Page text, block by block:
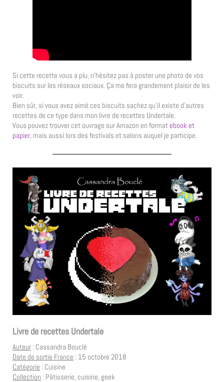
Si cette recette vous a plu, n’hésitez pas à poster une photo de vos
biscuits sur les réseaux sociaux. Ça me fera grandement plaisir de les
voir.
Bien sûr, si vous avez aimé ces biscuits sachez qu’il existe d’autres
recettes de ce type dans mon livre de recettes Undertale.
Vous pouvez trouver cet ouvrage sur Amazon en format ebook et
papier, mais aussi lors des festivals et salons auquel je participe.
Livre de recettes Undertale
Auteur : Cassandra Bouclé
Date de sortie France : 15 octobre 2018
Catégorie : Cuisine
Collection : Pâtisserie, cuisine, geek